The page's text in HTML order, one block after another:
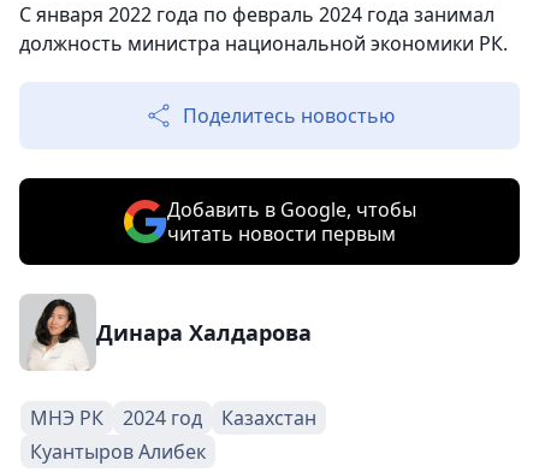
С января 2022 года по февраль 2024 года занимал
должность министра национальной экономики РК.
Поделитесь новостью
Добавить в Google, чтобы
читать новости первым
Динара Халдарова
МНЭ РК 2024 год
Казахстан
Куантыров Алибек